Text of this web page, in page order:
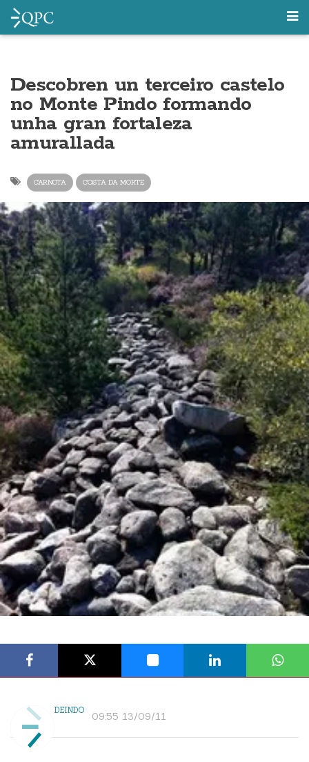
Descobren un terceiro castelo
no Monte Pindo formando
unha gran fortaleza
amurallada
CARNOTA COSTA DA MORTE
DEINDO 09:55 13/09/11